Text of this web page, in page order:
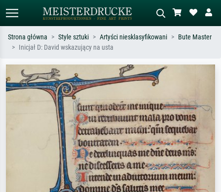
Szukaj wg artysty, tytułu lub stylu – np.
Monet, Gwiaździsta noc,
impresjonizm, fala Hokusaia, akt.
Opisz scenę – np. zielona łąka,
abstrakcja z czerwienią, ciemny olej,
Strona główna Style sztuki Artyści niesklasyfikowani
Bute Master
Inicjał D: David wskazujący na usta